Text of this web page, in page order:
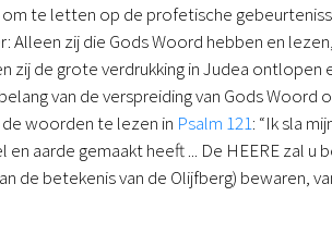
om te letten op de profetische
Alleen zij die Gods Woord hebben en
zij de grote verdrukking in Judea
van de verspreiding van Gods
de woorden te lezen in Psalm 121: “Ik sla
en aarde gemaakt heeft ... De HEERE zal
de betekenis van de Olijfberg) bewaren,